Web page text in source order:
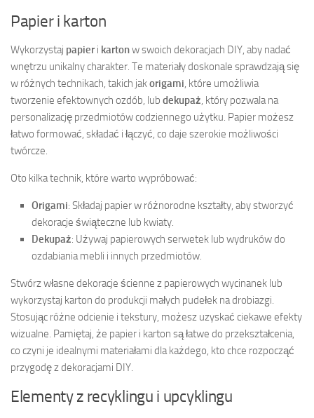
Papier i karton
Wykorzystaj papieri kartonw swoich dekoracjach DIY, aby nadać
wnętrzu unikalny charakter. Te materiały doskonale sprawdzają się
w różnych technikach, takich jakorigami, które umożliwia
tworzenie efektownych ozdób, lub dekupaż, który pozwala na
personalizację przedmiotów codziennego użytku. Papier możesz
łatwo formować, składać i łączyć, co daje szerokie możliwości
twórcze.
Oto kilka technik, które warto wypróbować:
Origami: Składaj papier w różnorodne kształty, aby stworzyć
dekoracje świąteczne lub kwiaty.
Dekupaż: Używaj papierowych serwetek lub wydruków do
ozdabiania mebli i innych przedmiotów.
Stwórz własne dekoracje ścienne z papierowych wycinanek lub
wykorzystaj karton do produkcji małych pudełek na drobiazgi.
Stosując różne odcienie i tekstury, możesz uzyskać ciekawe efekty
wizualne. Pamiętaj, że papier i karton są łatwe do przekształcenia,
co czyni je idealnymi materiałami dla każdego, kto chce rozpocząć
przygodę z dekoracjami DIY.
Elementy z recyklingu i upcyklingu